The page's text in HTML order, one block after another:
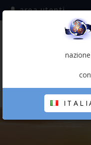
(italiano)
area utenti
LA SCUOLA